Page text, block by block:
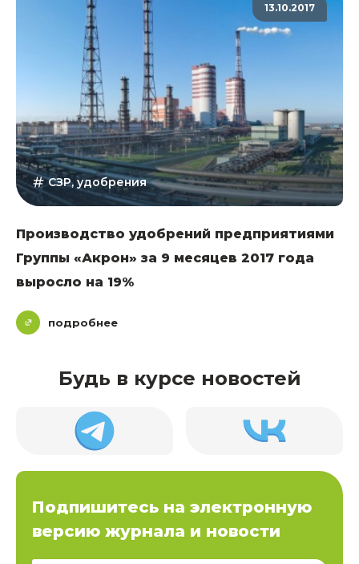
13.10.2017
СЗР, удобрения
Производство удобрений предприятиями
Группы «Акрон» за 9 месяцев 2017 года
выросло на 19%
подробнее
Будь в курсе новостей
Подпишитесь на электронную
версию журнала и новости